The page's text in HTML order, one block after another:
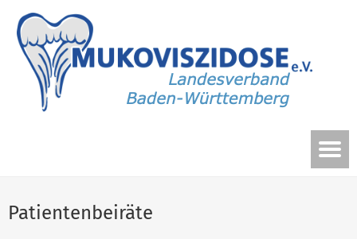
Patientenbeiräte